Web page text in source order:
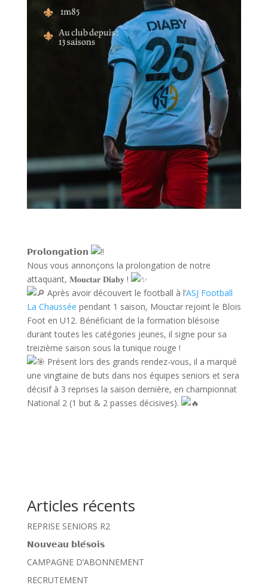
𝗣𝗿𝗼𝗹𝗼𝗻𝗴𝗮𝘁𝗶𝗼𝗻
Nous vous annonçons la prolongation de notre
attaquant, 𝐌𝐨𝐮𝐜𝐭𝐚𝐫 𝐃𝐢𝐚𝐛𝐲 !
Après avoir découvert le football à l’ASJ Football
La Chaussée pendant 1 saison, Mouctar rejoint le Blois
Foot en U12. Bénéficiant de la formation blésoise
durant toutes les catégories jeunes, il signe pour sa
treizième saison sous la tunique rouge !
Présent lors des grands rendez-vous, il a marqué
une vingtaine de buts dans nos équipes seniors et sera
décisif à 3 reprises la saison dernière, en championnat
National 2 (1 but & 2 passes décisives).
Articles récents
REPRISE SENIORS R2
𝗡𝗼𝘂𝘃𝗲𝗮𝘂 𝗯𝗹𝗲́𝘀𝗼𝗶𝘀
CAMPAGNE D’ABONNEMENT
RECRUTEMENT